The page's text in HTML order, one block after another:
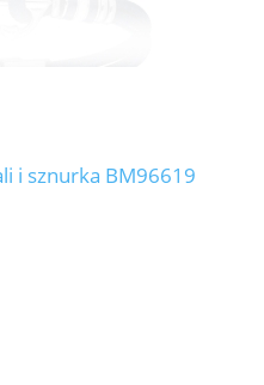
i sznurka BM96619